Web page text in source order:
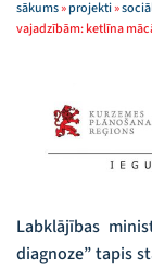
sākums»projekti»
vajadzībām: ketlīna
Labklājības
diagnoze” tapis